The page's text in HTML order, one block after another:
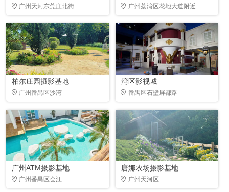
广州天河东莞庄北街 广州荔湾区花地大道附近
柏尔庄园摄影基地
广州番禺区沙湾
湾区影视城
番禺区石壁屏都路
广州ATM摄影基地
广州番禺区会江
唐娜农场摄影基地
广州天河区